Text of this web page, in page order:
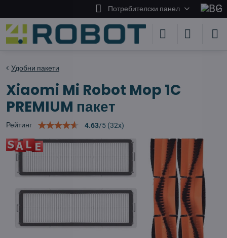
Потребителски панел
Удобни пакети
Xiaomi Mi Robot Mop 1C
PREMIUM пакет
Рейтинг 4.63/5 (32x)